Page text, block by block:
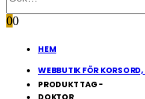
00
HEM
WEBBUTIK FÖR
PRODUKT TAG -